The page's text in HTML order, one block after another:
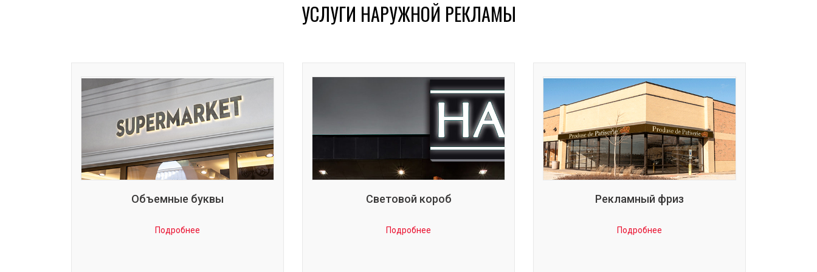
УСЛУГИ НАРУЖНОЙ РЕКЛАМЫ
Объемные буквы
Подробнее
Световой короб
Подробнее
Рекламный фриз
Подробнее